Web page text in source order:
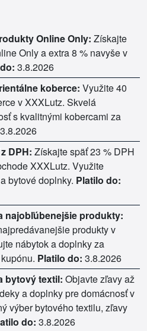
Online Only: Získajte
Only a extra 8 % navyše v
3.8.2026
koberce: Využite 40
v XXXLutz. Skvelá
s kvalitnými kobercami za
3.8.2026
DPH: Získajte späť 23 % DPH
XXXLutz. Využite
bytové doplnky. Platilo do:
najobľúbenejšie produkty:
produkty v
nábytok a doplnky za
Platilo do: 3.8.2026
bytový textil: Objavte zľavy až
a doplnky pre domácnosť v
výber bytového textilu, zľavy
do: 3.8.2026